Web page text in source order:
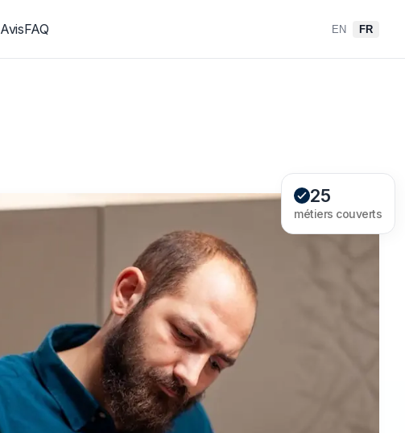
AvisFAQ EN FR
25
métiers couverts